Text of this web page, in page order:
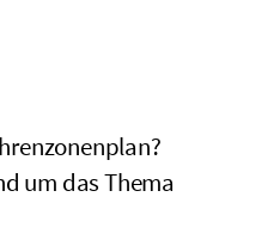
um das Thema